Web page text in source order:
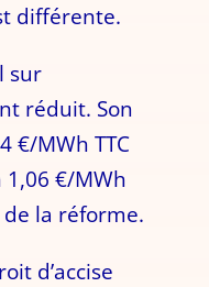
différente.
sur
réduit. Son
€/MWh TTC
€/MWh
de la réforme.
d’accise